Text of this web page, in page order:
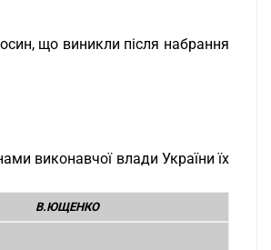
що виникли після набрання
виконавчої влади України їх
В.ЮЩЕНКО